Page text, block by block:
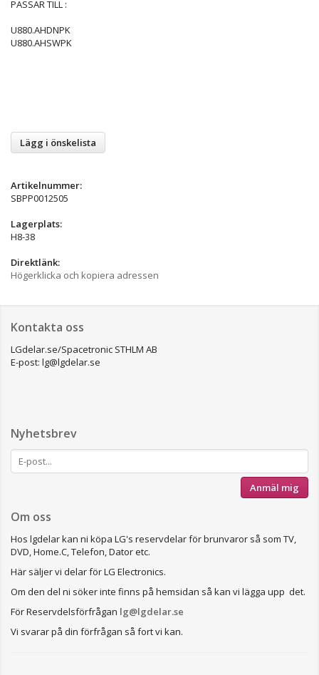
PASSAR TILL :
U880.AHDNPK
U880.AHSWPK
Lägg i önskelista
Artikelnummer:
SBPP0012505
Lagerplats:
H8-38
Direktlänk:
Högerklicka och kopiera adressen
Kontakta oss
LGdelar.se/Spacetronic STHLM AB
E-post: lg@lgdelar.se
Nyhetsbrev
Anmäl mig
Om oss
Hos lgdelar kan ni köpa LG's reservdelar för brunvaror så som TV,
DVD, Home.C, Telefon, Dator etc.
Här säljer vi delar för LG Electronics.
Om den del ni söker inte finns på hemsidan så kan vi lägga upp det.
För Reservdelsförfrågan lg@lgdelar.se
Vi svarar på din förfrågan så fort vi kan.